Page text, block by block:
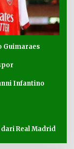
Guimaraes
Infantino
Real Madrid